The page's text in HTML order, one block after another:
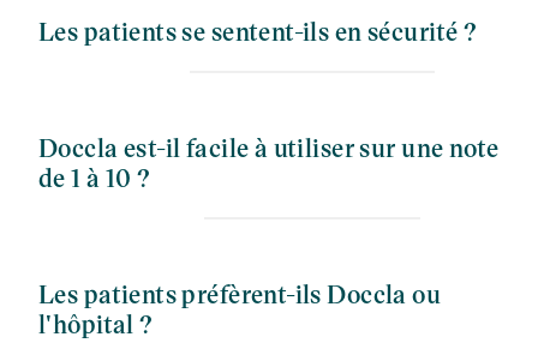
Les patients se sentent-ils en sécurité ?
Doccla est-il facile à utiliser sur une note
de 1 à 10 ?
Les patients préfèrent-ils Doccla ou
l'hôpital ?